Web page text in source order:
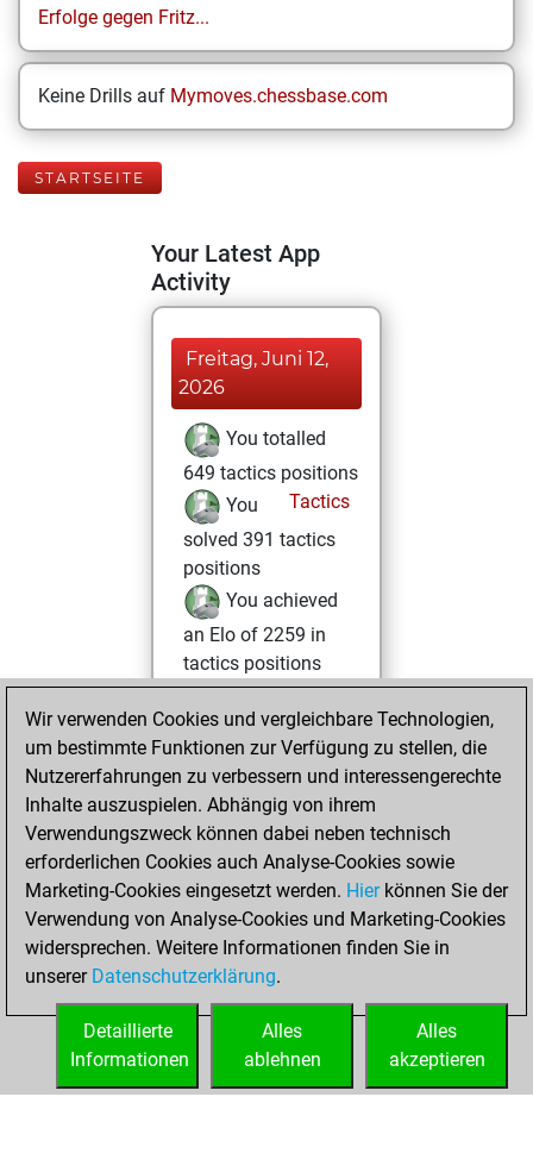
Erfolge gegen Fritz...
Keine Drills auf Mymoves.chessbase.com
STARTSEITE
Your Latest App
Activity
Freitag, Juni 12,
2026
You totalled
649 tactics positions
Tactics
You
solved 391 tactics
positions
You achieved
an Elo of 2259 in
tactics positions
Freitag, Mai 8,
2026
sprint of 108
positions
Tactics
Donnerstag, Juni
6, 2024
You created
your Fritz account
Wir verwenden Cookies und vergleichbare Technologien,
um bestimmte Funktionen zur Verfügung zu stellen, die
Nutzererfahrungen zu verbessern und interessengerechte
Inhalte auszuspielen. Abhängig von ihrem
Verwendungszweck können dabei neben technisch
erforderlichen Cookies auch Analyse-Cookies sowie
Marketing-Cookies eingesetzt werden. Hierkönnen Sie der
Verwendung von Analyse-Cookies und Marketing-Cookies
widersprechen. Weitere Informationen finden Sie in
unserer Datenschutzerklärung.
Alles
akzeptieren
Alles
ablehnen
Detaillierte
Informationen